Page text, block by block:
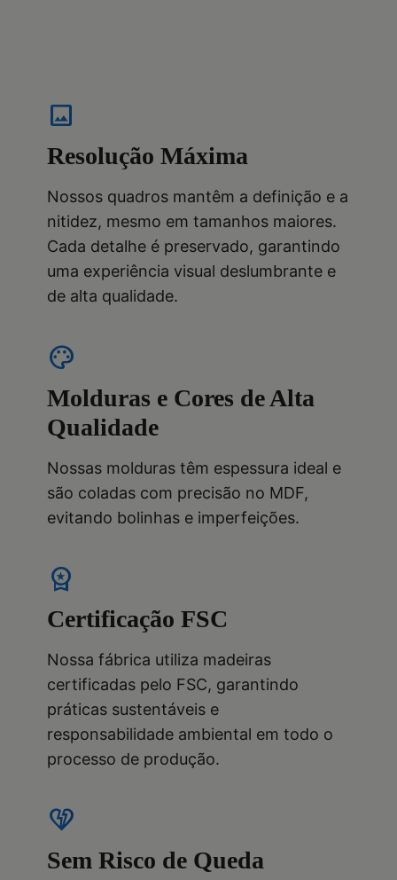
image
Resolução Máxima
Nossos quadros mantêm a definição e a
nitidez, mesmo em tamanhos maiores.
Cada detalhe é preservado, garantindo
uma experiência visual deslumbrante e
de alta qualidade.
palette
Molduras e Cores de Alta
Qualidade
Nossas molduras têm espessura ideal e
são coladas com precisão no MDF,
evitando bolinhas e imperfeições.
workspace_premium
Certificação FSC
Nossa fábrica utiliza madeiras
certificadas pelo FSC, garantindo
práticas sustentáveis e
responsabilidade ambiental em todo o
processo de produção.
heart_broken
Sem Risco de Queda